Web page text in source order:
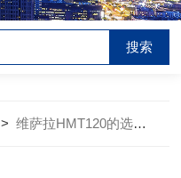
>维萨拉HMT120的选购说明